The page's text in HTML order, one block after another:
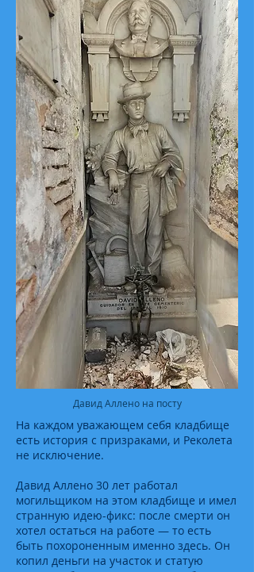
Давид Аллено на посту
На каждом уважающем себя кладбище
есть история с призраками, и Реколета
не исключение.
Давид Аллено 30 лет работал
могильщиком на этом кладбище и имел
странную идею-фикс: после смерти он
хотел остаться на работе — то есть
быть похороненным именно здесь. Он
копил деньги на участок и статую